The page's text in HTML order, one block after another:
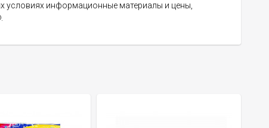
условиях информационные материалы и цены,